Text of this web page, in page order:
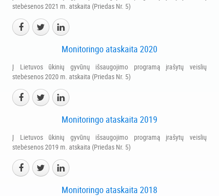
stebėsenos 2021 m. atskaita (Priedas Nr. 5)
Monitoringo ataskaita 2020
Į Lietuvos ūkinių gyvūnų išsaugojimo programą įrašytų veislių
stebėsenos 2020 m. atskaita (Priedas Nr. 5)
Monitoringo ataskaita 2019
Į Lietuvos ūkinių gyvūnų išsaugojimo programą įrašytų veislių
stebėsenos 2019 m. atskaita (Priedas Nr. 5)
Monitoringo ataskaita 2018